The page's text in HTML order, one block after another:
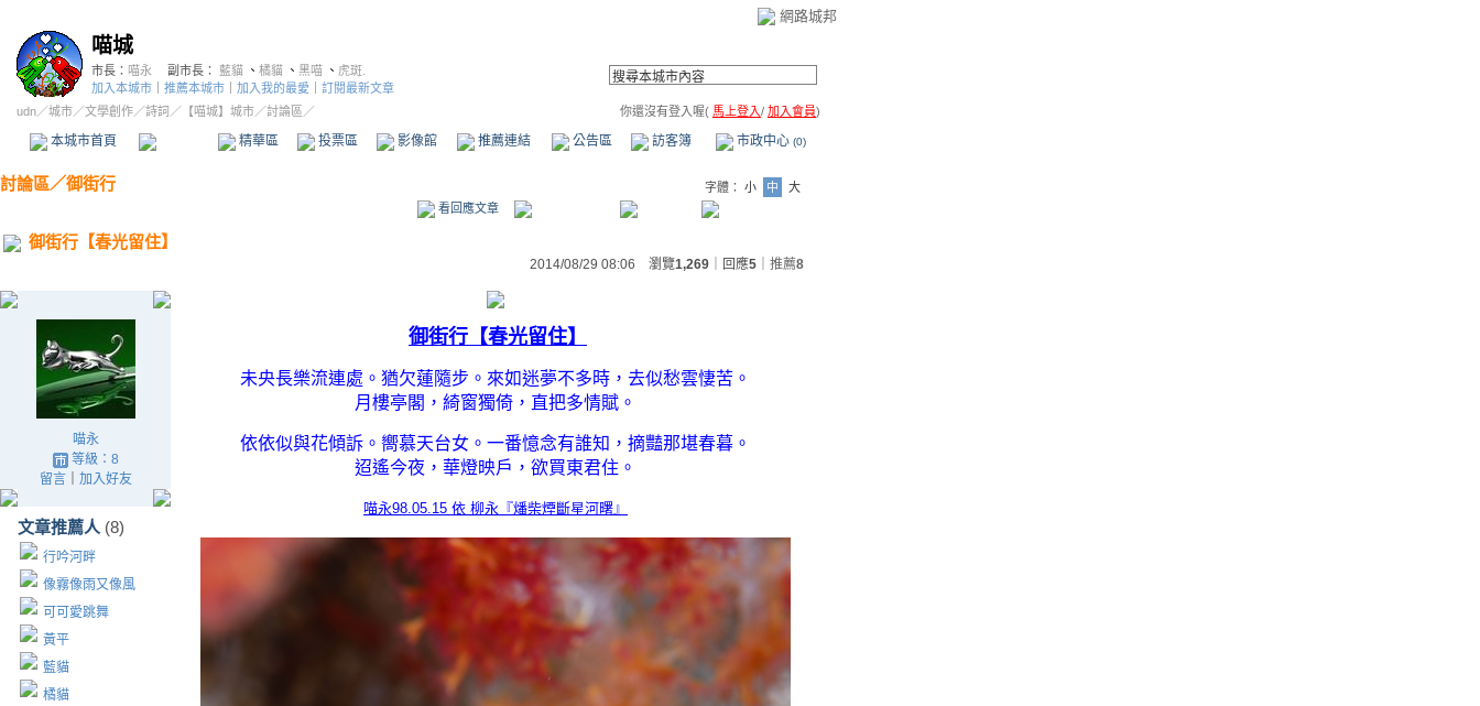
網路城邦
喵城
市長： 喵永 副市長： 藍貓 、 橘貓 、 黑喵 、 虎斑.
加入本城市
推薦本城市 加入我的最愛
訂閱最新文章
udn／城市／文學創作／詩詞 ／ 【喵城】城市／討論區／ 你還沒有登入喔( 馬上登入/ 加入會員)
本城市首頁 精華區 投票區 影像館 推薦連結 公告區 訪客簿 市政中心 (0)
討論區／御街行 字體： 小 中
大
看回應文章
御街行【春光留住】
2014/08/29 08:06 瀏覽1,269 ｜回應5 推薦8
喵永
等級：8
留言｜ 加入好友
文章推薦人 (8)
行吟河畔
像霧像雨又像風
可可愛跳舞
黃平
藍貓
橘貓
御街行【春光留住】
未央長樂流連處。猶欠蓮隨步。來如迷夢不多時，去似愁雲悽苦。
月樓亭閣，綺窗獨倚，直把多情賦。
依依似與花傾訴。嚮慕天台女。一番憶念有誰知，摘豔那堪春暮。
迢遙今夜，華燈映戶，欲買東君住。
喵永98.05.15 依 柳永『燔柴煙斷星河曙』